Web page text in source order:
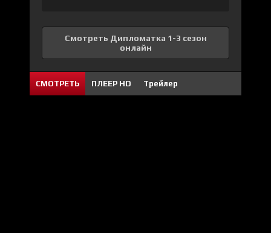
Смотреть Дипломатка 1-3 сезон
онлайн
СМОТРЕТЬ ПЛЕЕР HD Трейлер